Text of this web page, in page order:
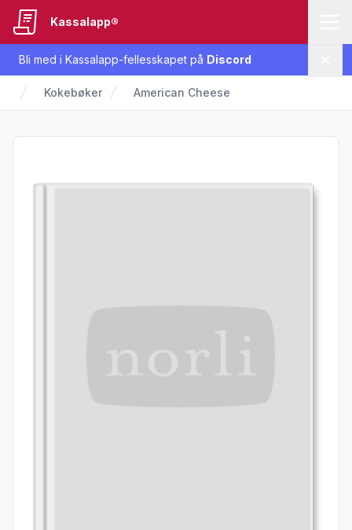
Bli med i Kassalapp-fellesskapet på Discord
Kassalapp®
Kokebøker American Cheese